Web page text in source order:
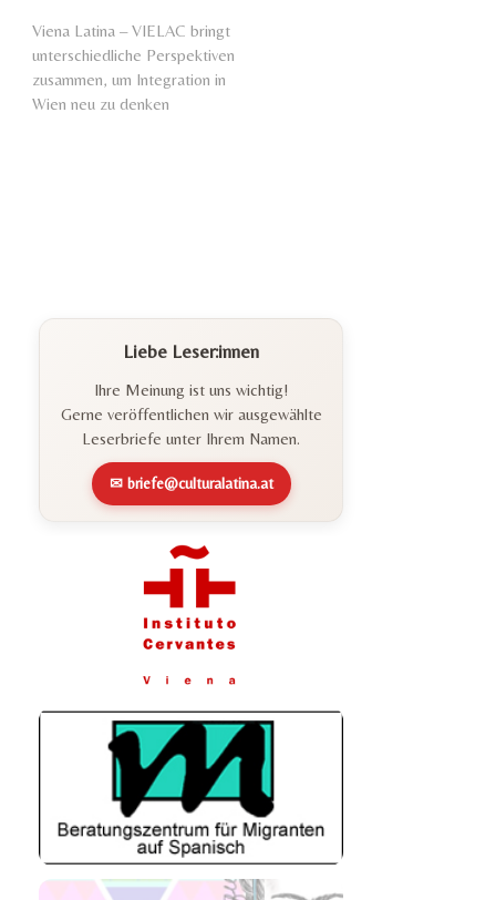
Viena Latina – VIELAC bringt
unterschiedliche Perspektiven
zusammen, um Integration in
Wien neu zu denken
Liebe Leser:innen
Ihre Meinung ist uns wichtig!
Gerne veröffentlichen wir ausgewählte
Leserbriefe unter Ihrem Namen.
✉ briefe@culturalatina.at